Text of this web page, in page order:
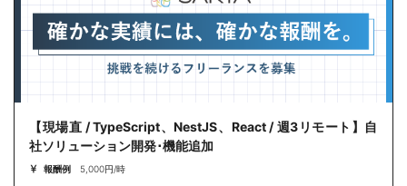
【現場直 / TypeScript、NestJS、React / 週3リモート】自
社ソリューション開発･機能追加
報酬例 5,000円/時